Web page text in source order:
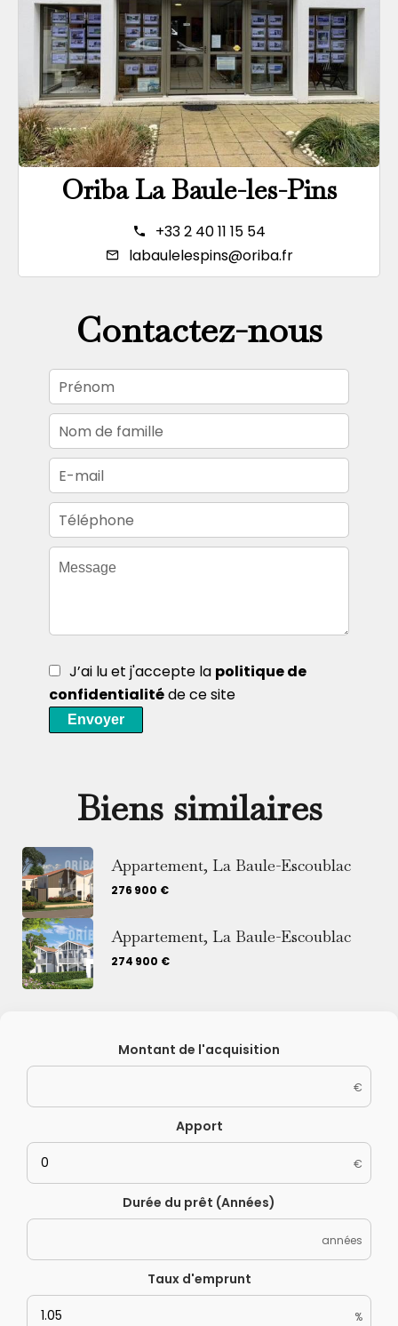
Oriba La Baule-les-Pins
+33 2 40 11 15 54
labaulelespins@oriba.fr
Contactez-nous
J’ai lu et j'accepte la politique de
confidentialitéde ce site
Envoyer
Biens similaires
Appartement, La Baule-Escoublac
276 900 €
Appartement, La Baule-Escoublac
274 900 €
Montant de l'acquisition
€
Apport
€
Durée du prêt (Années)
années
Taux d'emprunt
%